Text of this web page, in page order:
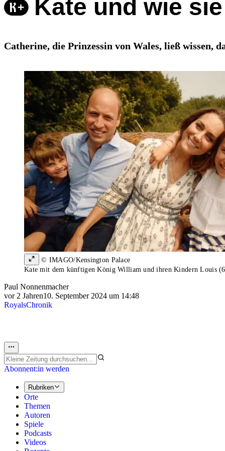
Kate und wie
Catherine, die Prinzessin von Wales, ließ wissen,
© IMAGO/Kensington Palace
Kate mit dem künftigen König William und ihren Kindern Louis
Paul Nonnenmacher
vor 2 Jahren10. September 2024 um 14:48
RoyalsChronik
Abonnent:in werden
Rubriken
Orte
Themen
Autoren
Spiele
Podcasts
Videos